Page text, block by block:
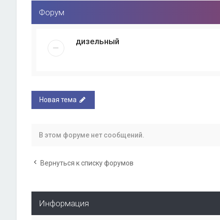
Форум
дизельный
Новая тема
В этом форуме нет сообщений.
Вернуться к списку форумов
Информация